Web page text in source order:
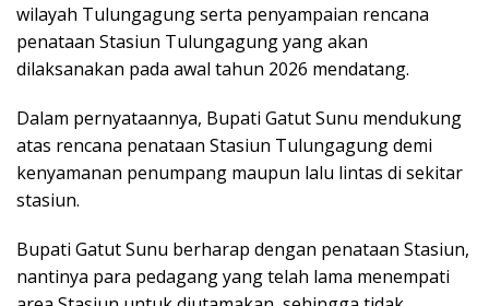
wilayah Tulungagung serta penyampaian rencana
penataan Stasiun Tulungagung yang akan
dilaksanakan pada awal tahun 2026 mendatang.
Dalam pernyataannya, Bupati Gatut Sunu mendukung
atas rencana penataan Stasiun Tulungagung demi
kenyamanan penumpang maupun lalu lintas di sekitar
stasiun.
Bupati Gatut Sunu berharap dengan penataan Stasiun,
nantinya para pedagang yang telah lama menempati